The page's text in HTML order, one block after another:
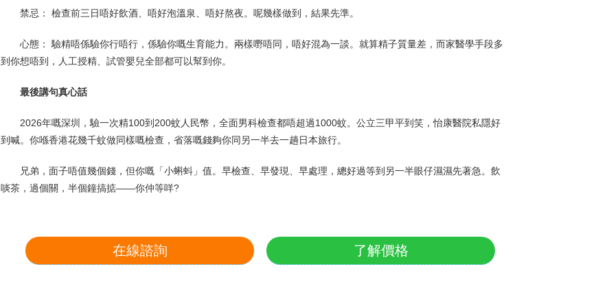
禁忌： 檢查前三日唔好飲酒、唔好泡溫泉、唔好熬夜。呢幾樣做到，結果先準。
心態： 驗精唔係驗你行唔行，係驗你嘅生育能力。兩樣嘢唔同，唔好混為一談。就算精子質量差，而家醫學手段多
到你想唔到，人工授精、試管嬰兒全部都可以幫到你。
最後講句真心話
2026年嘅深圳，驗一次精100到200蚊人民幣，全面男科檢查都唔超過1000蚊。公立三甲平到笑，怡康醫院私隱好
到喊。你喺香港花幾千蚊做同樣嘅檢查，省落嘅錢夠你同另一半去一趟日本旅行。
兄弟，面子唔值幾個錢，但你嘅「小蝌蚪」值。早檢查、早發現、早處理，總好過等到另一半眼仔濕濕先著急。飲
啖茶，過個關，半個鐘搞掂——你仲等咩?
在線諮詢 了解價格